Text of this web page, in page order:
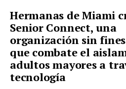
Hermanas de Miami
Senior Connect, una
organización sin
que combate el
adultos mayores a
tecnología